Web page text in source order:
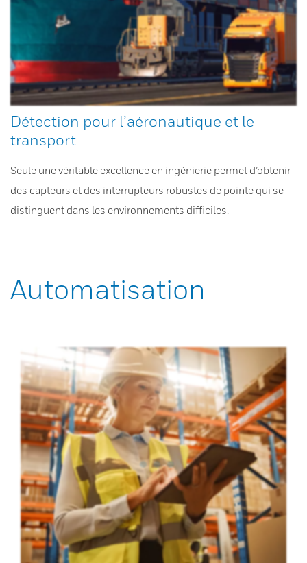
Détection pour l’aéronautique et le
transport
Seule une véritable excellence en ingénierie permet d’obtenir
des capteurs et des interrupteurs robustes de pointe qui se
distinguent dans les environnements difficiles.
Automatisation